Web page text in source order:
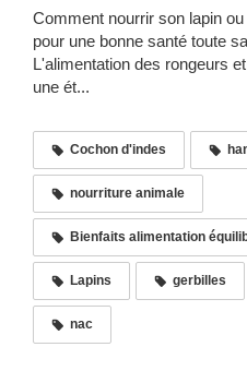
Comment nourrir son lapin
pour une bonne santé toute
L'alimentation des rongeurs
une ét...
Cochon d'indes
nourriture animale
Bienfaits alimentation
Lapins gerbilles
nac